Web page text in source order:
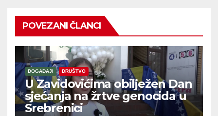
POVEZANI ČLANCI
DOGAĐAJI DRUŠTVO
U Zavidovićima obilježen Dan
sjećanja na žrtve genocida u
Srebrenici